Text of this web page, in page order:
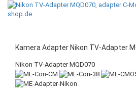
Kamera Adapter Nikon TV-Adapter
Nikon TV-Adapter MQD070